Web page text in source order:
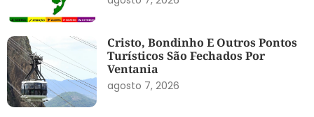
Cristo, Bondinho E Outros Pontos
Turísticos São Fechados Por
Ventania
agosto 7, 2026